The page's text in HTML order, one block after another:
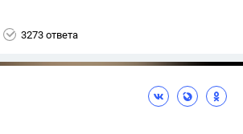
3273 ответа